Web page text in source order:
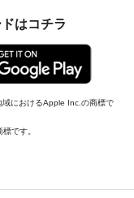
はコチラ
におけるApple Inc.の商標で
です。